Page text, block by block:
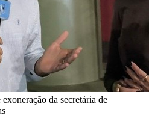
da secretária de